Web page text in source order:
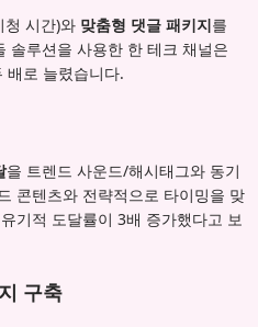
청 시간)와 맞춤형 댓글 패키지를
루션을 사용한 한 테크 채널은
배로 늘렸습니다.
을 트렌드 사운드/해시태그와 동기
콘텐츠와 전략적으로 타이밍을 맞
기적 도달률이 3배 증가했다고 보
구축